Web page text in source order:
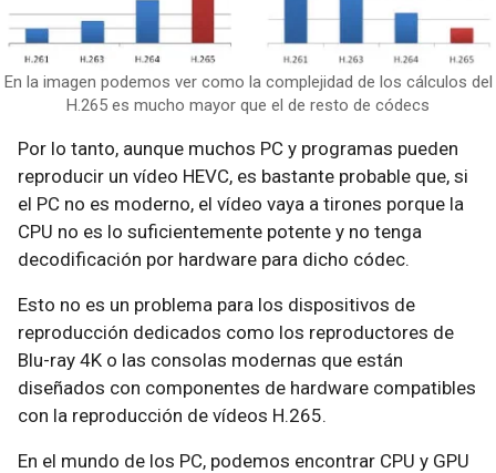
En la imagen podemos ver como la complejidad de los cálculos del
H.265 es mucho mayor que el de resto de códecs
Por lo tanto, aunque muchos PC y programas pueden
reproducir un vídeo HEVC, es bastante probable que, si
el PC no es moderno, el vídeo vaya a tirones porque la
CPU no es lo suficientemente potente y no tenga
decodificación por hardware para dicho códec.
Esto no es un problema para los dispositivos de
reproducción dedicados como los reproductores de
Blu-ray 4K o las consolas modernas que están
diseñados con componentes de hardware compatibles
con la reproducción de vídeos H.265.
En el mundo de los PC, podemos encontrar CPU y GPU